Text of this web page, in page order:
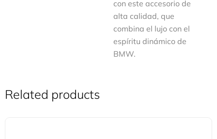
con este accesorio de
alta calidad, que
combina el lujo con el
espíritu dinámico de
BMW.
Related products